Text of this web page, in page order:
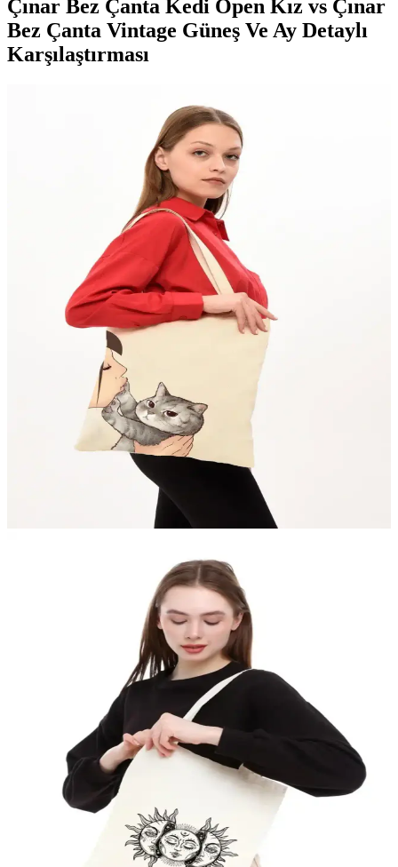
Çınar Bez Çanta Kedi Öpen Kız vs Çınar
Bez Çanta Vintage Güneş Ve Ay Detaylı
Karşılaştırması